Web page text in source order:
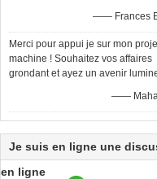
—— Frances
Merci pour appui je sur mon
machine ! Souhaitez vos affaires
grondant et ayez un avenir
——
Je suis en ligne une
en ligne